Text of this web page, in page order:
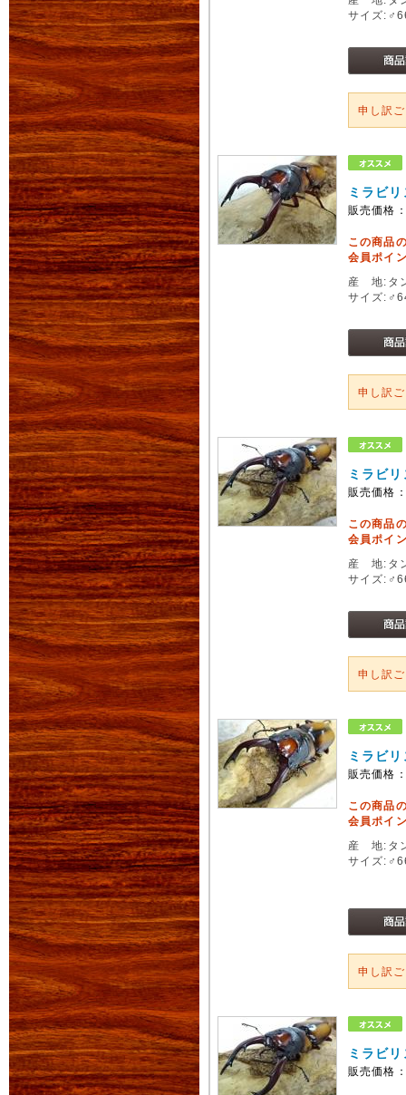
サイズ
申し訳
ミラビ
販売価格
この商品
会員ポイ
産 地:タ
サイズ
申し訳
ミラビ
販売価格
この商品
会員ポイ
産 地:タ
サイズ
申し訳
ミラビ
販売価格
この商品
会員ポイ
産 地:タ
サイズ
申し訳
ミラビ
販売価格